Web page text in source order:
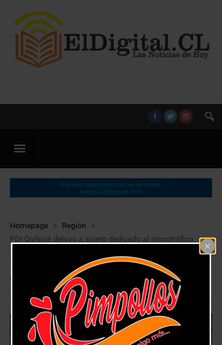
Homepage > Región
>
PDI Quilpué detuvo a sujeto dedicado al microtráfico
PDI Quilpué detuvo a sujeto
dedicado al microtráfico
11 febrero, 2018 Región